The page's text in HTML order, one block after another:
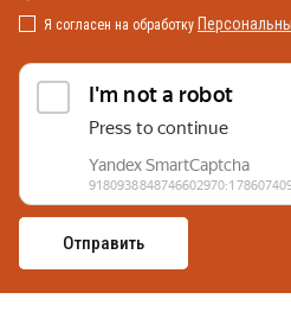
Я согласен на обработку